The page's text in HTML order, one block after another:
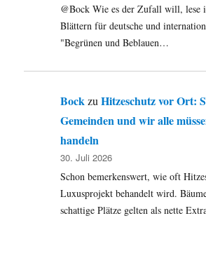
@Bock Wie es der Zufall will, lese
Blättern für deutsche und
"Begrünen und Beblauen…
BockzuHitzeschutz vor Ort:
Gemeinden und wir alle
handeln
30. Juli 2026
Schon bemerkenswert, wie oft
Luxusprojekt behandelt wird.
schattige Plätze gelten als nette